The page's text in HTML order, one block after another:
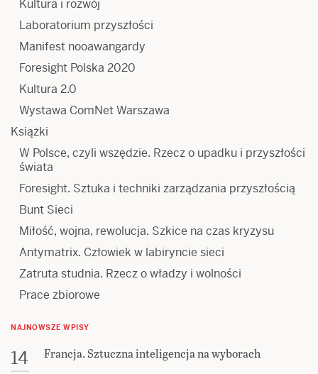
Kultura i rozwój
Laboratorium przyszłości
Manifest nooawangardy
Foresight Polska 2020
Kultura 2.0
Wystawa ComNet Warszawa
Książki
W Polsce, czyli wszędzie. Rzecz o upadku i przyszłości
świata
Foresight. Sztuka i techniki zarządzania przyszłością
Bunt Sieci
Miłość, wojna, rewolucja. Szkice na czas kryzysu
Antymatrix. Człowiek w labiryncie sieci
Zatruta studnia. Rzecz o władzy i wolności
Prace zbiorowe
NAJNOWSZE WPISY
14 Francja. Sztuczna inteligencja na wyborach